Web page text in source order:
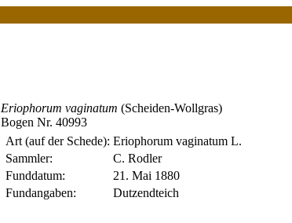
Eriophorum vaginatum (Scheiden-Wollgras)
Bogen Nr. 40993
Art (auf der Schede): Eriophorum vaginatum L.
Sammler:
C. Rodler
Funddatum:
21. Mai 1880
Fundangaben:
Dutzendteich